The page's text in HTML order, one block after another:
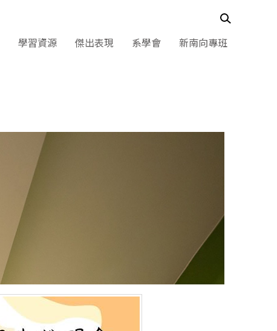
學習資源 傑出表現 系學會 新南向專班